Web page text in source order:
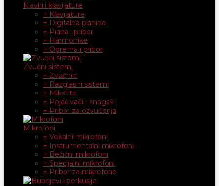
Klaviri i klavijature
+ Klavijature
+ Digitalna pianina
+ Piana i pribor
+ Harmonike
+ Oprema i pribor
Zvučni sistemi
+ Zvučnici
+ Razglasni sistemi
+ Miksete
+ Pojačivači - snagaši
+ Pribor za ozvučenja
Mikrofoni
+ Vokalni mikrofoni
+ Instrumentalni mikrofoni
+ Bežični mikrofoni
+ Specijalni mikrofoni
+ Pribor za mikrofone